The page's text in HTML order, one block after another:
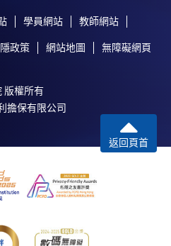
學員網站 教師網站
政策 網站地圖 無障礙網頁
版權所有
擔保有限公司
返回頁首